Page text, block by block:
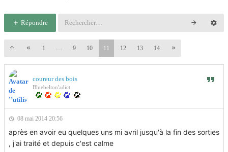
Répondre
1 … 9 10 11 12 13 14
coureur des bois
Bluebelton'adict
08 mai 2014 20:56
après en avoir eu quelques uns mi avril jusqu'à la fin des sorties
, j'ai traité et depuis c'est calme